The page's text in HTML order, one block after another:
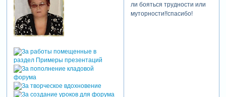
ли бояться трудности или
муторности!!спасибо!